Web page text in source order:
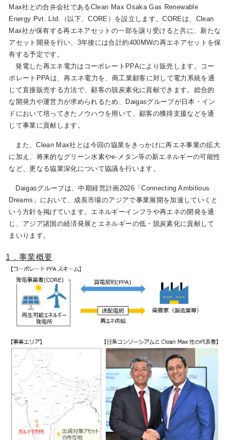
お問い合わせ English
Max社との合弁会社であるClean Max Osaka Gas Renewable
Energy Pvt. Ltd.（以下、CORE）を設立します。COREは、Clean
Max社が保有する再エネアセットの一部を譲り受けると共に、新たな
アセット開発を行い、3年後には合計約400MWの再エネアセットを保
有する予定です。
発電した再エネ電力はコーポレートPPAにより販売します。コー
ポレートPPAは、再エネ電力を、商工業顧客に対して電力系統を通
じて直接販売する方法で、顧客の脱炭素化に貢献できます。総合的
な開発力や運営力が求められるため、Daigasグループが日本・イン
ドにおいて培ってきたノウハウを用いて、顧客の獲得支援などを通
じて事業に貢献します。
また、Clean Max社とは今回の協業をきっかけに再エネ事業の拡大
に加え、将来的なグリーン水素やe-メタン等の新エネルギーの可能性
など、更なる協業深化について協議を行います。
Daigasグループは、中期経営計画2026「Connecting Ambitious
Dreams」において、成長市場のアジアで事業展開を加速していくと
いう方針を掲げています。エネルギーインフラや再エネの開発を通
じ、アジア諸国の経済発展とエネルギーの低・脱炭素化に貢献して
まいります。
1．事業概要